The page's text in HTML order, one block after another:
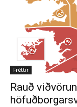
Fréttir
Rauð